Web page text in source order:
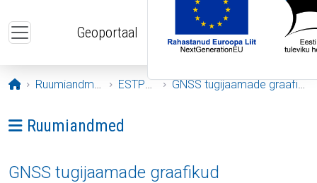
Geoportaal
Avaleht
Ruumiandmed ESTPOS GNSS tugijaamade graafikud
Ava menüü: Ruumiandmed
Ruumiandmed
GNSS tugijaamade graafikud